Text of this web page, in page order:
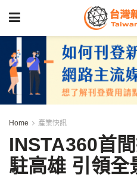
Home 產業快訊
INSTA360首
駐高雄 引領全